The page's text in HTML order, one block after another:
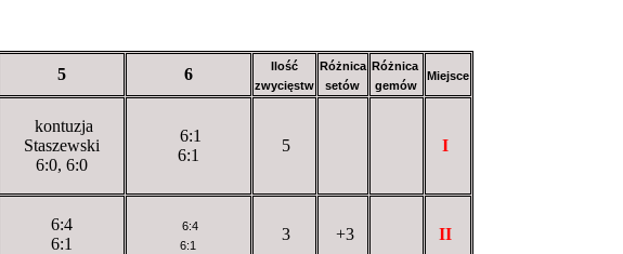
5 6
Ilość
zwycięstw
Różnica
setów
Różnica
gemów
Miejsce
kontuzja
Staszewski
6:0, 6:0
6:1
6:1
5 I
6:4
6:1
6:4
6:1
3 +3 II